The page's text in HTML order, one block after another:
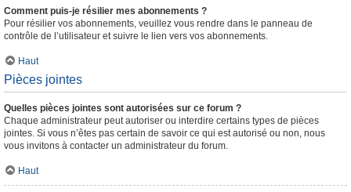
Comment puis-je résilier mes abonnements ?
Pour résilier vos abonnements, veuillez vous rendre dans le panneau de
contrôle de l’utilisateur et suivre le lien vers vos abonnements.
Haut
Pièces jointes
Quelles pièces jointes sont autorisées sur ce forum ?
Chaque administrateur peut autoriser ou interdire certains types de pièces
jointes. Si vous n’êtes pas certain de savoir ce qui est autorisé ou non, nous
vous invitons à contacter un administrateur du forum.
Haut